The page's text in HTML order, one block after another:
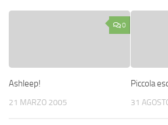
0
Ashleep!
21 MARZO 2005
Piccola
31